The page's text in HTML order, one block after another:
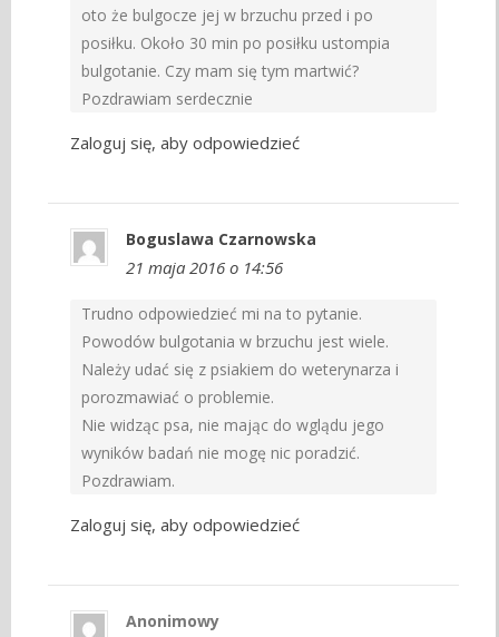
oto że bulgocze jej w brzuchu przed i po
posiłku. Około 30 min po posiłku ustompia
bulgotanie. Czy mam się tym martwić?
Pozdrawiam serdecznie
Zaloguj się, aby odpowiedzieć
Boguslawa Czarnowska
21 maja 2016 o 14:56
Trudno odpowiedzieć mi na to pytanie.
Powodów bulgotania w brzuchu jest wiele.
Należy udać się z psiakiem do weterynarza i
porozmawiać o problemie.
Nie widząc psa, nie mając do wglądu jego
wyników badań nie mogę nic poradzić.
Pozdrawiam.
Zaloguj się, aby odpowiedzieć
Anonimowy